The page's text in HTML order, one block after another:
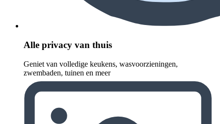
Alle privacy van thuis
Geniet van volledige keukens, wasvoorzieningen,
zwembaden, tuinen en meer